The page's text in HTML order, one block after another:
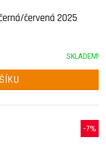
červená 2025
SKLADEM!
-7%